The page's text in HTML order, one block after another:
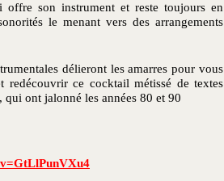
offre son instrument et reste toujours en
le menant vers des arrangements
délieront les amarres pour vous
redécouvrir ce cocktail métissé de textes
qui ont jalonné les années 80 et 90